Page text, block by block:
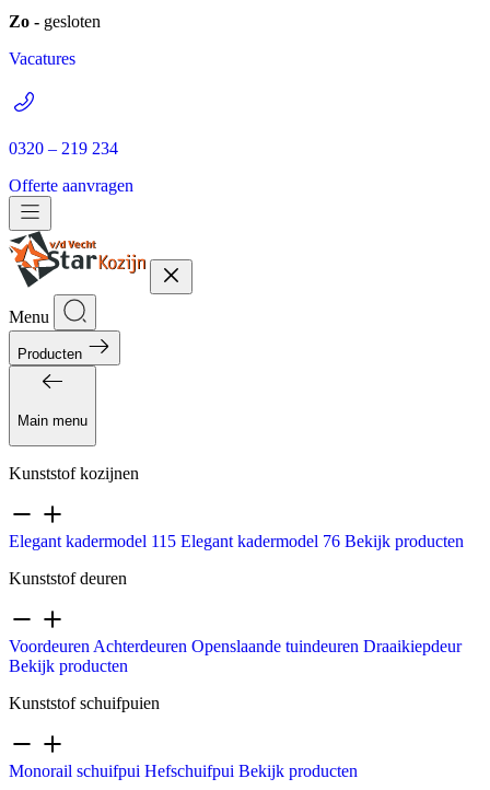
Zo - gesloten
Vacatures
0320 – 219 234
Offerte aanvragen
Menu
Producten
Main menu
Kunststof kozijnen
Elegant kadermodel 115 Elegant kadermodel 76 Bekijk producten
Kunststof deuren
Voordeuren Achterdeuren Openslaande tuindeuren Draaikiepdeur
Bekijk producten
Kunststof schuifpuien
Monorail schuifpui Hefschuifpui Bekijk producten